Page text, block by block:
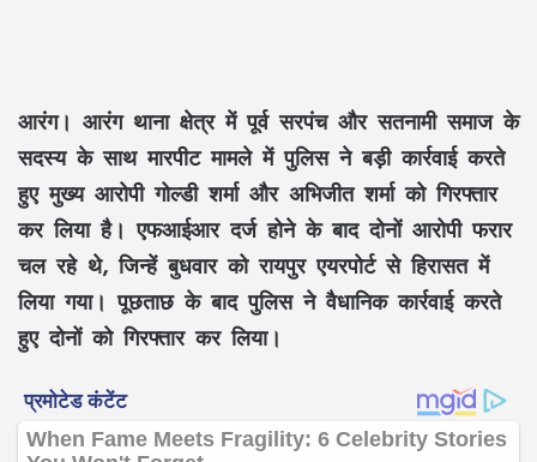
आरंग। आरंग थाना क्षेत्र में पूर्व सरपंच और सतनामी समाज के
सदस्य के साथ मारपीट मामले में पुलिस ने बड़ी कार्रवाई करते
हुए मुख्य आरोपी गोल्डी शर्मा और अभिजीत शर्मा को गिरफ्तार
कर लिया है। एफआईआर दर्ज होने के बाद दोनों आरोपी फरार
चल रहे थे, जिन्हें बुधवार को रायपुर एयरपोर्ट से हिरासत में
लिया गया। पूछताछ के बाद पुलिस ने वैधानिक कार्रवाई करते
हुए दोनों को गिरफ्तार कर लिया।